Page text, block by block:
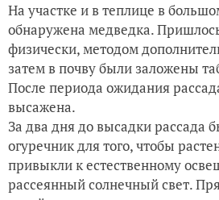
На участке и в теплице в
обнаружена медведка.
физически, методом
затем в почву были заложены
После периода ожидания
высажена.
За два дня до высадки рассада
огуречник для того, чтобы
привыкли к естественному
рассеянный солнечный свет.